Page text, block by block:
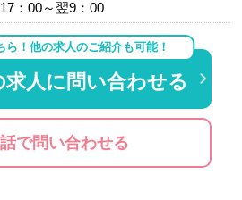
：00～翌9：00
ら！他の求人のご紹介も可能！
求人に問い合わせる
で問い合わせる